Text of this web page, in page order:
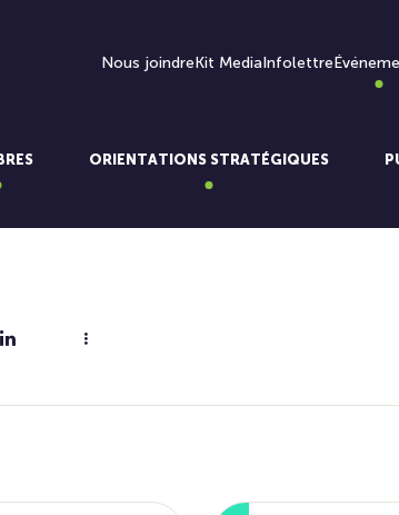
Nous joindreKit MediaInfolettre
ORIENTATIONS STRATÉGIQUES